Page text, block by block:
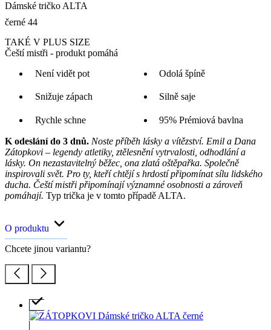
Dámské tričko ALTA
černé 44
TAKÉ V PLUS SIZE
Čeští mistři - produkt pomáhá
Není vidět pot
Odolá špíně
Snižuje zápach Silně saje
Rychle schne 95% Prémiová bavlna
K odeslání do 3 dnů. Noste příběh lásky a vítězství. Emil a Dana
Zátopkovi – legendy atletiky, ztělesnění vytrvalosti, odhodlání a
lásky. On nezastavitelný běžec, ona zlatá oštěpařka. Společně
inspirovali svět. Pro ty, kteří chtějí s hrdostí připomínat sílu lidského
ducha. Čeští mistři připomínají významné osobnosti a zároveň
pomáhají. Typ trička je v tomto případě ALTA.
O produktu
Chcete jinou variantu?